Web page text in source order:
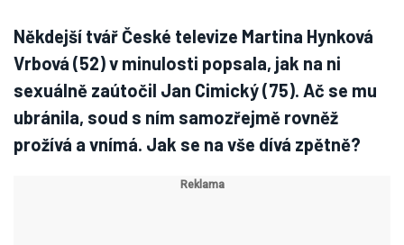
Někdejší tvář České televize Martina Hynková
Vrbová (52) v minulosti popsala, jak na ni
sexuálně zaútočil Jan Cimický (75). Ač se mu
ubránila, soud s ním samozřejmě rovněž
prožívá a vnímá. Jak se na vše dívá zpětně?